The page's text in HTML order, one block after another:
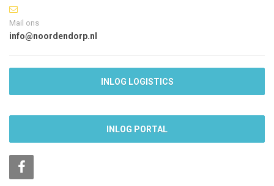
Mail ons
info@noordendorp.nl
INLOG LOGISTICS
INLOG PORTAL